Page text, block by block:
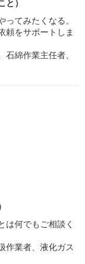
）
てみたくなる。
頼をサポートしま
綿作業主任者、
は何でもご相談く
作業者、液化ガス